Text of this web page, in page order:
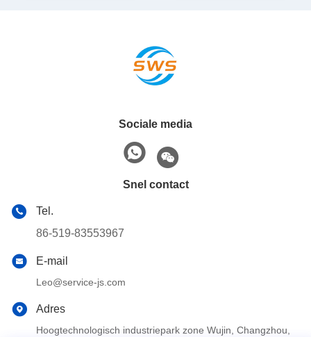
Sociale media
Snel contact
Tel.
86-519-83553967
E-mail
Leo@service-js.com
Adres
Hoogtechnologisch industriepark zone Wujin, Changzhou,